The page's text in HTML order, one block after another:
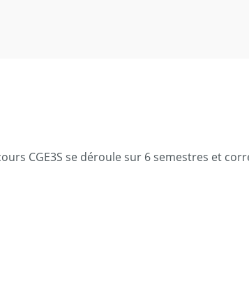
CGE3S se déroule sur 6 semestres et